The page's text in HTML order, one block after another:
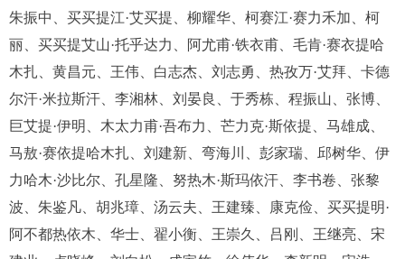
朱振中、买买提江·艾买提、柳耀华、柯赛江·赛力禾加、柯
丽、买买提艾山·托乎达力、阿尤甫·铁衣甫、毛肯·赛衣提哈
木扎、黄昌元、王伟、白志杰、刘志勇、热孜万·艾拜、卡德
尔汗·米拉斯汗、李湘林、刘晏良、于秀栋、程振山、张博、
巨艾提·伊明、木太力甫·吾布力、芒力克·斯依提、马雄成、
马敖·赛依提哈木扎、刘建新、弯海川、彭家瑞、邱树华、伊
力哈木·沙比尔、孔星隆、努热木·斯玛依汗、李书卷、张黎
波、朱鉴凡、胡兆璋、汤云夫、王建臻、康克俭、买买提明·
阿不都热依木、华士、翟小衡、王崇久、吕刚、王继亮、宋